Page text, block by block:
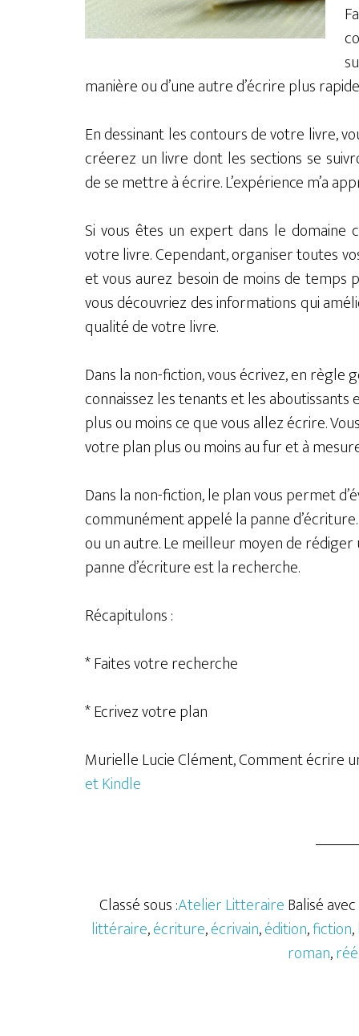
manière ou d’une autre d’écrire plus
En dessinant les contours de votre livre,
créerez un livre dont les sections se
de se mettre à écrire. L’expérience m’a
Si vous êtes un expert dans le domaine
votre livre. Cependant, organiser toutes
et vous aurez besoin de moins de
vous découvriez des informations qui
qualité de votre livre.
Dans la non-fiction, vous écrivez, en règle
connaissez les tenants et les aboutissants
plus ou moins ce que vous allez écrire.
votre plan plus ou moins au fur et à
Dans la non-fiction, le plan vous permet
communément appelé la panne
ou un autre. Le meilleur moyen de
panne d’écriture est la recherche.
Récapitulons :
* Faites votre recherche
* Ecrivez votre plan
Murielle Lucie Clément, Comment écrire
et Kindle
Classé sous :Atelier LitteraireBalisé
littéraire,écriture,écrivain,édition,fiction,
roman,